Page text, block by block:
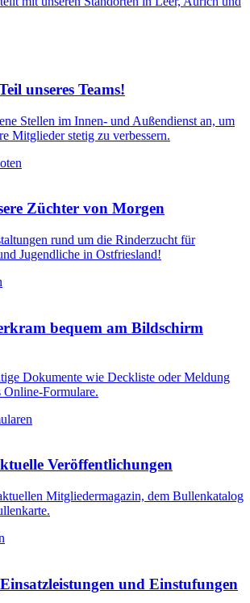
unseres Teams!
Stellen im Innen- und Außendienst an, um
Mitglieder stetig zu verbessern.
Züchter von Morgen
rund um die Rinderzucht für
Jugendliche in Ostfriesland!
bequem am Bildschirm
Dokumente wie Deckliste oder Meldung
Formulare.
Veröffentlichungen
Mitgliedermagazin, dem Bullenkatalog
Einsatzleistungen und Einstufungen